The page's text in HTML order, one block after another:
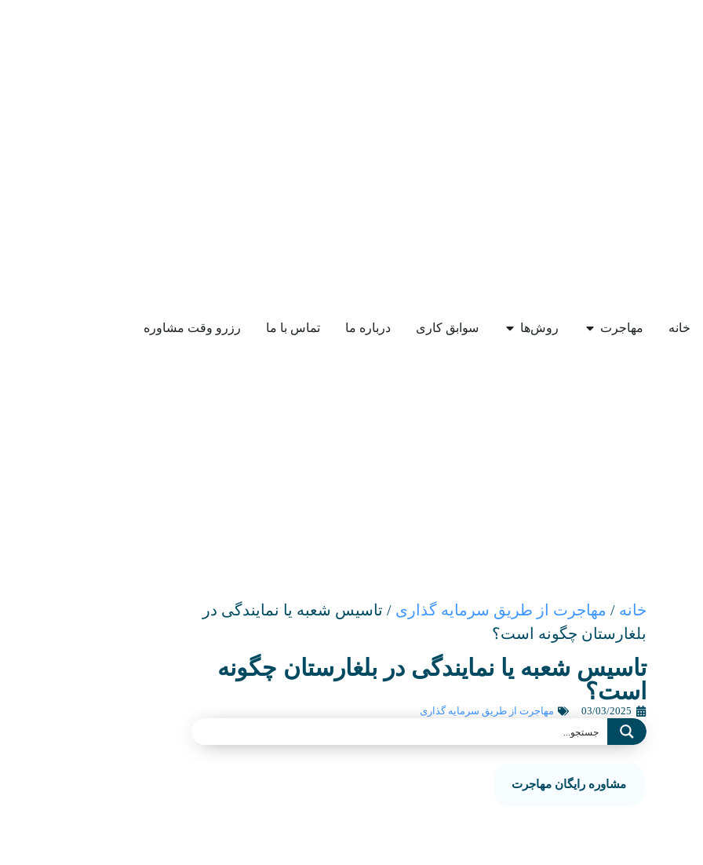
خانه مهاجرت روش‌ها سوابق کاری درباره ما تماس با ما رزرو وقت مشاوره
خانه / مهاجرت از طریق سرمایه گذاری / تاسیس شعبه یا نمایندگی در
بلغارستان چگونه است؟
تاسیس شعبه یا نمایندگی در بلغارستان چگونه
است؟
03/03/2025 مهاجرت از طریق سرمایه گذاری
مشاوره رایگان مهاجرت